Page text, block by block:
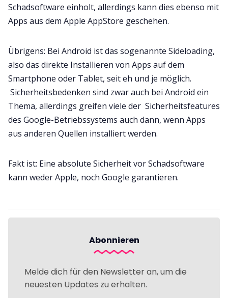
Schadsoftware einholt, allerdings kann dies ebenso mit
Apps aus dem Apple AppStore geschehen.
Übrigens: Bei Android ist das sogenannte Sideloading,
also das direkte Installieren von Apps auf dem
Smartphone oder Tablet, seit eh und je möglich.
Sicherheitsbedenken sind zwar auch bei Android ein
Thema, allerdings greifen viele der Sicherheitsfeatures
des Google-Betriebssystems auch dann, wenn Apps
aus anderen Quellen installiert werden.
Fakt ist: Eine absolute Sicherheit vor Schadsoftware
kann weder Apple, noch Google garantieren.
Abonnieren
Melde dich für den Newsletter an, um die
neuesten Updates zu erhalten.